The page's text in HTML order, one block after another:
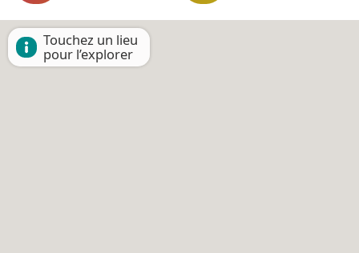
Touchez un lieu
pour l’explorer